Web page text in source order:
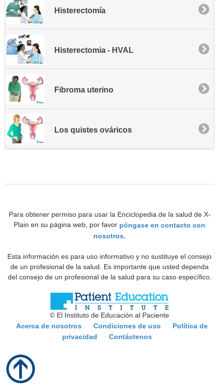
Histerectomía
Histerectomia - HVAL
Fibroma uterino
Los quistes ováricos
Para obtener permiso para usar la Enciclopedia de la salud de X-
Plain en su página web, por favor póngase en contacto con
nosotros.
Esta información es para uso informativo y no sustituye el consejo
de un profesional de la salud. Es importante que usted dependa
del consejo de un profesional de la salud para su caso específico.
© El Instituto de Educación al Paciente
Acerca de nosotros
Condiciones de uso
Política de
privacidad
Contáctenos